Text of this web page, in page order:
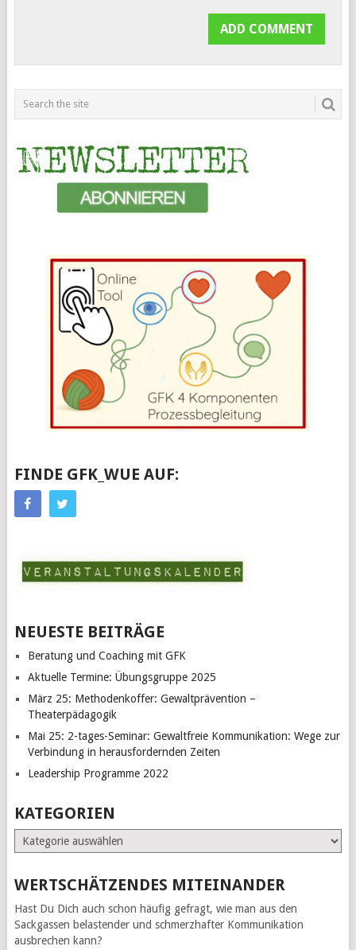
FINDE GFK_WUE AUF:
NEUESTE BEITRÄGE
Beratung und Coaching mit GFK
Aktuelle Termine: Übungsgruppe 2025
März 25: Methodenkoffer: Gewaltprävention –
Theaterpädagogik
Mai 25: 2-tages-Seminar: Gewaltfreie Kommunikation: Wege zur
Verbindung in herausfordernden Zeiten
Leadership Programme 2022
KATEGORIEN
Kategorien
WERTSCHÄTZENDES MITEINANDER
Hast Du Dich auch schon häufig gefragt, wie man aus den
Sackgassen belastender und schmerzhafter Kommunikation
ausbrechen kann?